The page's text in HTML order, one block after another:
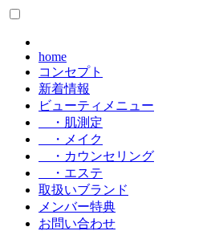
home
コンセプト
新着情報
ビューティメニュー
・肌測定
・メイク
・カウンセリング
・エステ
取扱いブランド
メンバー特典
お問い合わせ